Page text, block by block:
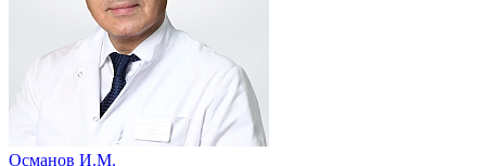
Османов И.М.